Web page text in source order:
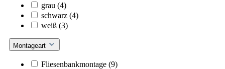
grau (4)
schwarz (4)
weiß (3)
Montageart
Fliesenbankmontage (9)